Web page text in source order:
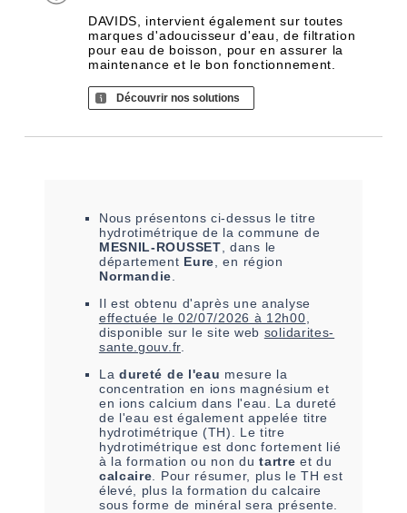
DAVIDS, intervient également sur toutes
marques d'adoucisseur d'eau, de filtration
pour eau de boisson, pour en assurer la
maintenance et le bon fonctionnement.
Découvrir nos solutions
Nous présentons ci-dessus le titre
hydrotimétrique de la commune de
MESNIL-ROUSSET , dans le
département Eure , en région
Normandie
Il est obtenu d'après une analyse
effectuée le 02/07/2026 à 12h00
disponible sur le site web solidarites-
sante.gouv.fr.
La dureté de l'eau mesure la
concentration en ions magnésium et
en ions calcium dans l'eau. La dureté
de l'eau est également appelée titre
hydrotimétrique (TH). Le titre
hydrotimétrique est donc fortement lié
à la formation ou non dutartre et du
calcaire . Pour résumer, plus le TH est
élevé, plus la formation du calcaire
sous forme de minéral sera présente.